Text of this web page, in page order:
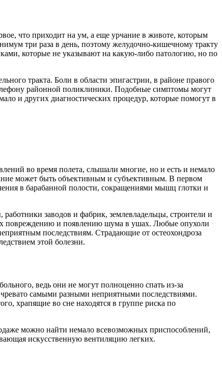
что приходит на ум, а еще урчание в животе, которым
три раза в день, поэтому желудочно-кишечному тракту
которые не указывают на какую-либо патологию, но по
тракта. Боли в области эпигастрии, в районе правого
районной поликлиники. Подобные симптомы могут
и других диагностических процедур, которые помогут в
во время полета, слышали многие, но и есть и немало
может быть объективным и субъективным. В первом
в барабанной полости, сокращениями мышц глотки и
заводов и фабрик, землевладельцы, строители и
повреждению и появлению шума в ушах. Любые опухоли
последствиям. Страдающие от остеохондроза
этой болезни.
ведь они не могут полноценно спать из-за
самыми разными неприятными последствиями.
храпящие во сне находятся в группе риска по
можно найти немало всевозможных приспособлений,
искусственную вентиляцию легких.